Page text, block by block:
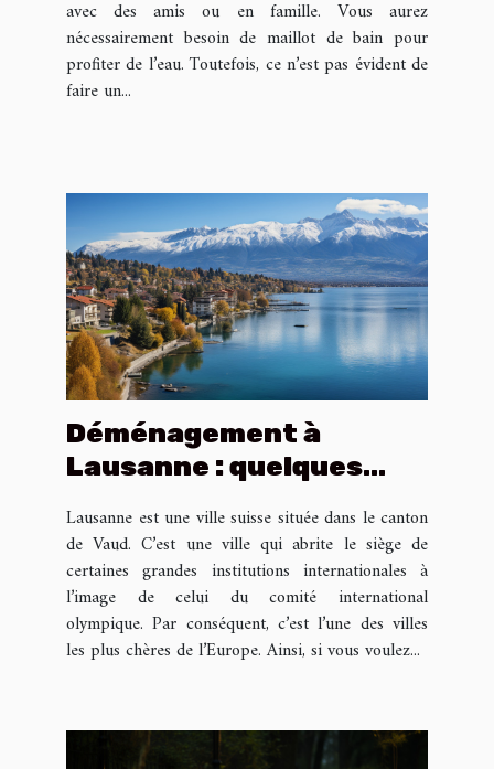
avec des amis ou en famille. Vous aurez
nécessairement besoin de maillot de bain pour
profiter de l’eau. Toutefois, ce n’est pas évident de
faire un...
Déménagement à
Lausanne : quelques
peu
Lausanne est une ville suisse située dans le canton
de Vaud. C’est une ville qui abrite le siège de
certaines grandes institutions internationales à
l’image de celui du comité international
olympique. Par conséquent, c’est l’une des villes
les plus chères de l’Europe. Ainsi, si vous voulez...